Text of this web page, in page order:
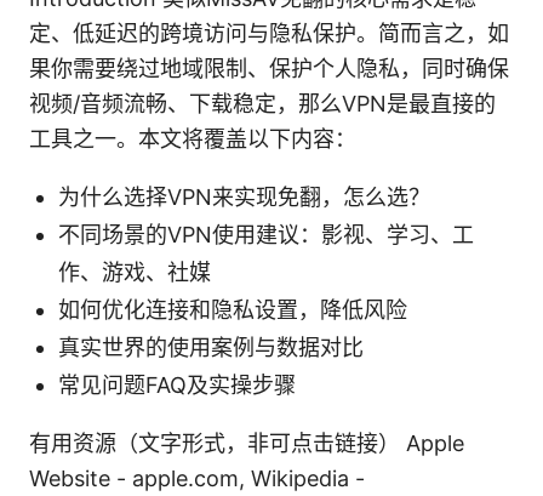
定、低延迟的跨境访问与隐私保护。简而言之，如
果你需要绕过地域限制、保护个人隐私，同时确保
视频/音频流畅、下载稳定，那么VPN是最直接的
工具之一。本文将覆盖以下内容：
为什么选择VPN来实现免翻，怎么选？
不同场景的VPN使用建议：影视、学习、工
作、游戏、社媒
如何优化连接和隐私设置，降低风险
真实世界的使用案例与数据对比
常见问题FAQ及实操步骤
有用资源（文字形式，非可点击链接） Apple
Website - apple.com, Wikipedia -